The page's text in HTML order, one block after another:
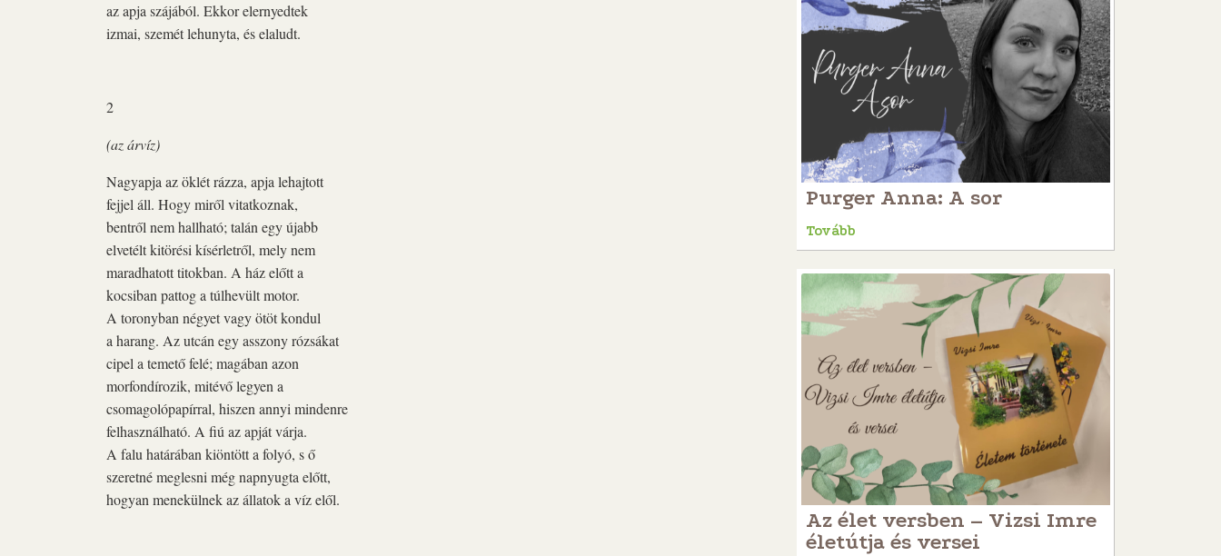
az apja szájából. Ekkor elernyedtek
izmai, szemét lehunyta, és elaludt.
2
(az árvíz)
Nagyapja az öklét rázza, apja lehajtott
fejjel áll. Hogy miről vitatkoznak,
bentről nem hallható; talán egy újabb
elvetélt kitörési kísérletről, mely nem
maradhatott titokban. A ház előtt a
kocsiban pattog a túlhevült motor.
A toronyban négyet vagy ötöt kondul
a harang. Az utcán egy asszony rózsákat
cipel a temető felé; magában azon
morfondírozik, mitévő legyen a
csomagolópapírral, hiszen annyi mindenre
felhasználható. A fiú az apját várja.
A falu határában kiöntött a folyó, s ő
szeretné meglesni még napnyugta előtt,
hogyan menekülnek az állatok a víz elől.
Purger Anna: A sor
Tovább
Az élet versben – Vizsi Imre
életútja és versei